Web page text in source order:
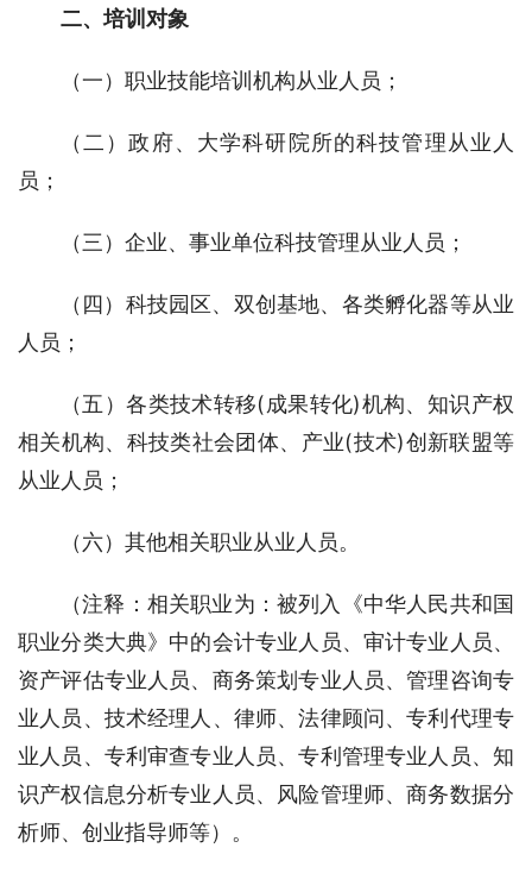
二、培训对象
（一）职业技能培训机构从业人员；
（二）政府、大学科研院所的科技管理从业人
员；
（三）企业、事业单位科技管理从业人员；
（四）科技园区、双创基地、各类孵化器等从业
人员；
（五）各类技术转移(成果转化)机构、知识产权
相关机构、科技类社会团体、产业(技术)创新联盟等
从业人员；
（六）其他相关职业从业人员。
（注释：相关职业为：被列入《中华人民共和国
职业分类大典》中的会计专业人员、审计专业人员、
资产评估专业人员、商务策划专业人员、管理咨询专
业人员、技术经理人、律师、法律顾问、专利代理专
业人员、专利审查专业人员、专利管理专业人员、知
识产权信息分析专业人员、风险管理师、商务数据分
析师、创业指导师等）。